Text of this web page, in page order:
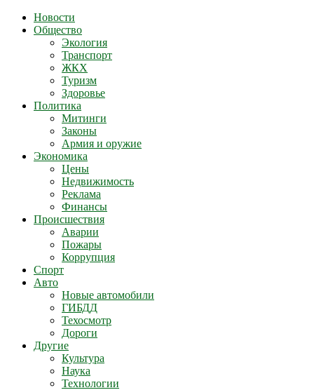
Новости
Общество
Экология
Транспорт
ЖКХ
Туризм
Здоровье
Политика
Митинги
Законы
Армия и оружие
Экономика
Цены
Недвижимость
Реклама
Финансы
Происшествия
Аварии
Пожары
Коррупция
Спорт
Авто
Новые автомобили
ГИБДД
Техосмотр
Дороги
Другие
Культура
Наука
Технологии